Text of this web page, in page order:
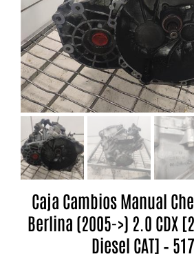
Caja Cambios Manual
Berlina (2005->) 2.0 CDX
Diesel CAT] –